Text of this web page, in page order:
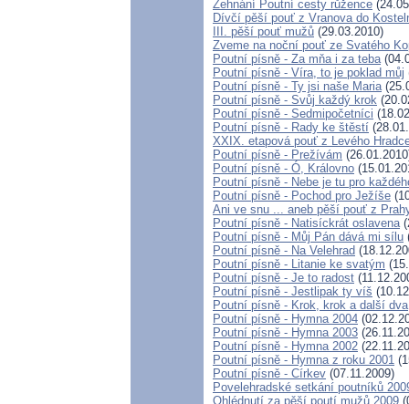
Žehnání Poutní cesty růžence
Dívčí pěší pouť z Vranova do
III. pěší pouť mužů (29.03.2010)
Zveme na noční pouť ze Svatého
Poutní písně - Za mňa i za teba
Poutní písně - Víra, to je poklad můj
Poutní písně - Ty jsi naše Maria
Poutní písně - Svůj každý krok
Poutní písně - Sedmipočetníci
Poutní písně - Rady ke štěstí
XXIX. etapová pouť z Levého
Poutní písně - Prežívám
Poutní písně - Ó, Královno
Poutní písně - Nebe je tu pro
Poutní písně - Pochod pro Ježíše
Ani ve snu ... aneb pěší pouť z
Poutní písně - Natisíckrát oslavena
Poutní písně - Můj Pán dává mi sílu
Poutní písně - Na Velehrad
Poutní písně - Litanie ke svatým
Poutní písně - Je to radost
Poutní písně - Jestlipak ty víš
Poutní písně - Krok, krok a další dva
Poutní písně - Hymna 2004
Poutní písně - Hymna 2003
Poutní písně - Hymna 2002
Poutní písně - Hymna z roku 2001
Poutní písně - Církev (07.11.2009)
Povelehradské setkání poutníků
Ohlédnutí za pěší poutí mužů 2009